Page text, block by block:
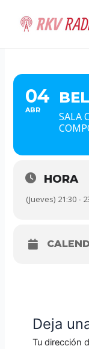
contenido
04
ABR
SALA
HORA
(Jueves) 21:30 -
Deja
Tu dirección